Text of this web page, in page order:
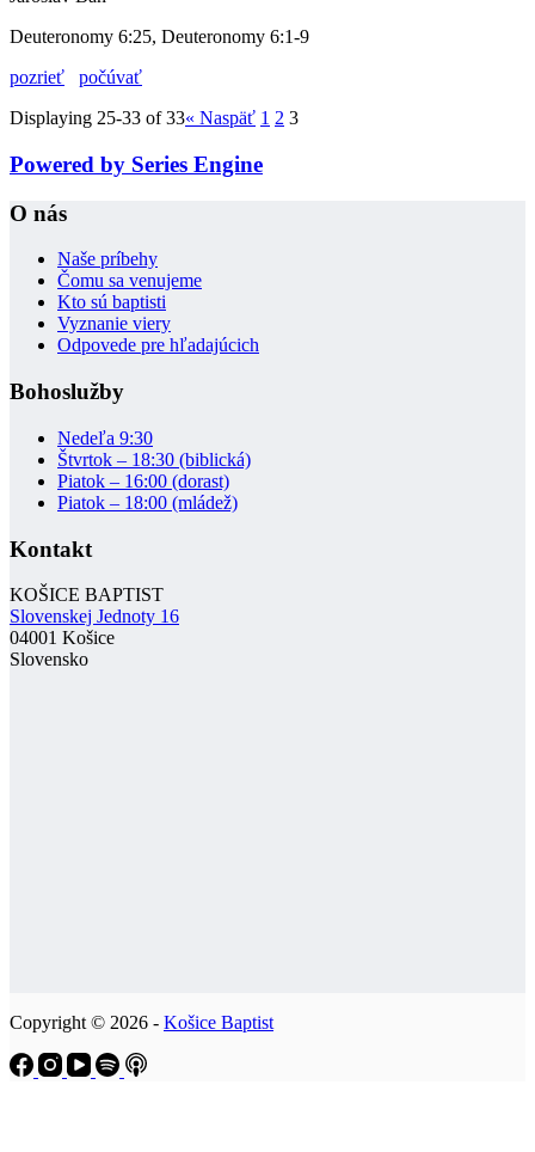
Deuteronomy 6:25, Deuteronomy 6:1-9
pozrieť
počúvať
Displaying 25-33 of 33« Naspäť 1 2 3
Powered by Series Engine
O nás
Naše príbehy
Čomu sa venujeme
Kto sú baptisti
Vyznanie viery
Odpovede pre hľadajúcich
Bohoslužby
Nedeľa 9:30
Štvrtok – 18:30 (biblická)
Piatok – 16:00 (dorast)
Piatok – 18:00 (mládež)
Kontakt
KOŠICE BAPTIST
Slovenskej Jednoty 16
04001 Košice
Slovensko
Copyright © 2026 - Košice Baptist